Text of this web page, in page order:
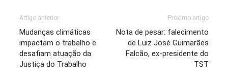
Artigo anterior
Mudanças climáticas
impactam o trabalho e
desafiam atuação da
Justiça do Trabalho
Próximo artigo
Nota de pesar: falecimento
de Luiz José Guimarães
Falcão, ex-presidente do
TST